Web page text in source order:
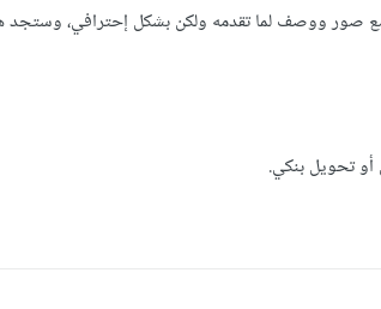
صور ووصف لما تقدمه ولكن بشكل إحترافي، وستجد
أو تحويل بنكي.